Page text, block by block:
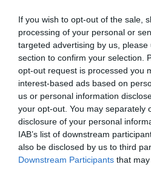
If you wish to opt-out of the sale,
processing of your personal or
targeted advertising by us,
section to confirm your selection.
opt-out request is processed you
interest-based ads based on
us or personal information
your opt-out. You may separately
disclosure of your personal
IAB’s list of downstream
also be disclosed by us to third
Downstream Participants that
Amb 55 anys d'experiència,
fabricació de maquinària
qualsevol dimensió que
tota mena com hotels,
càmpings.
Amb quatre centres de
de filials a Alemanya,